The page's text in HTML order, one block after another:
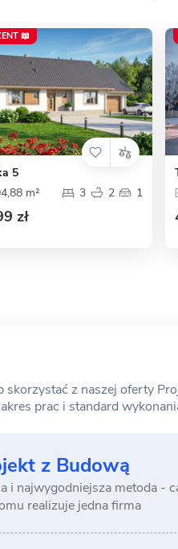
📖
5
m²
3 2 1
zł
skorzystać z naszej oferty
prac i standard
z Budową
i najwygodniejsza metoda -
realizuje jedna firma